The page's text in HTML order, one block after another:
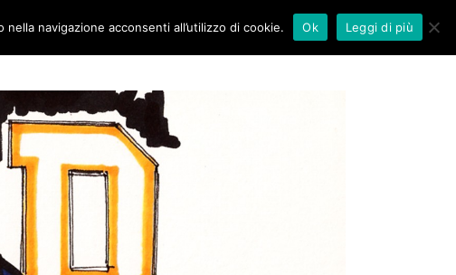
navigazione acconsenti all’utilizzo di cookie. Ok Leggi di più